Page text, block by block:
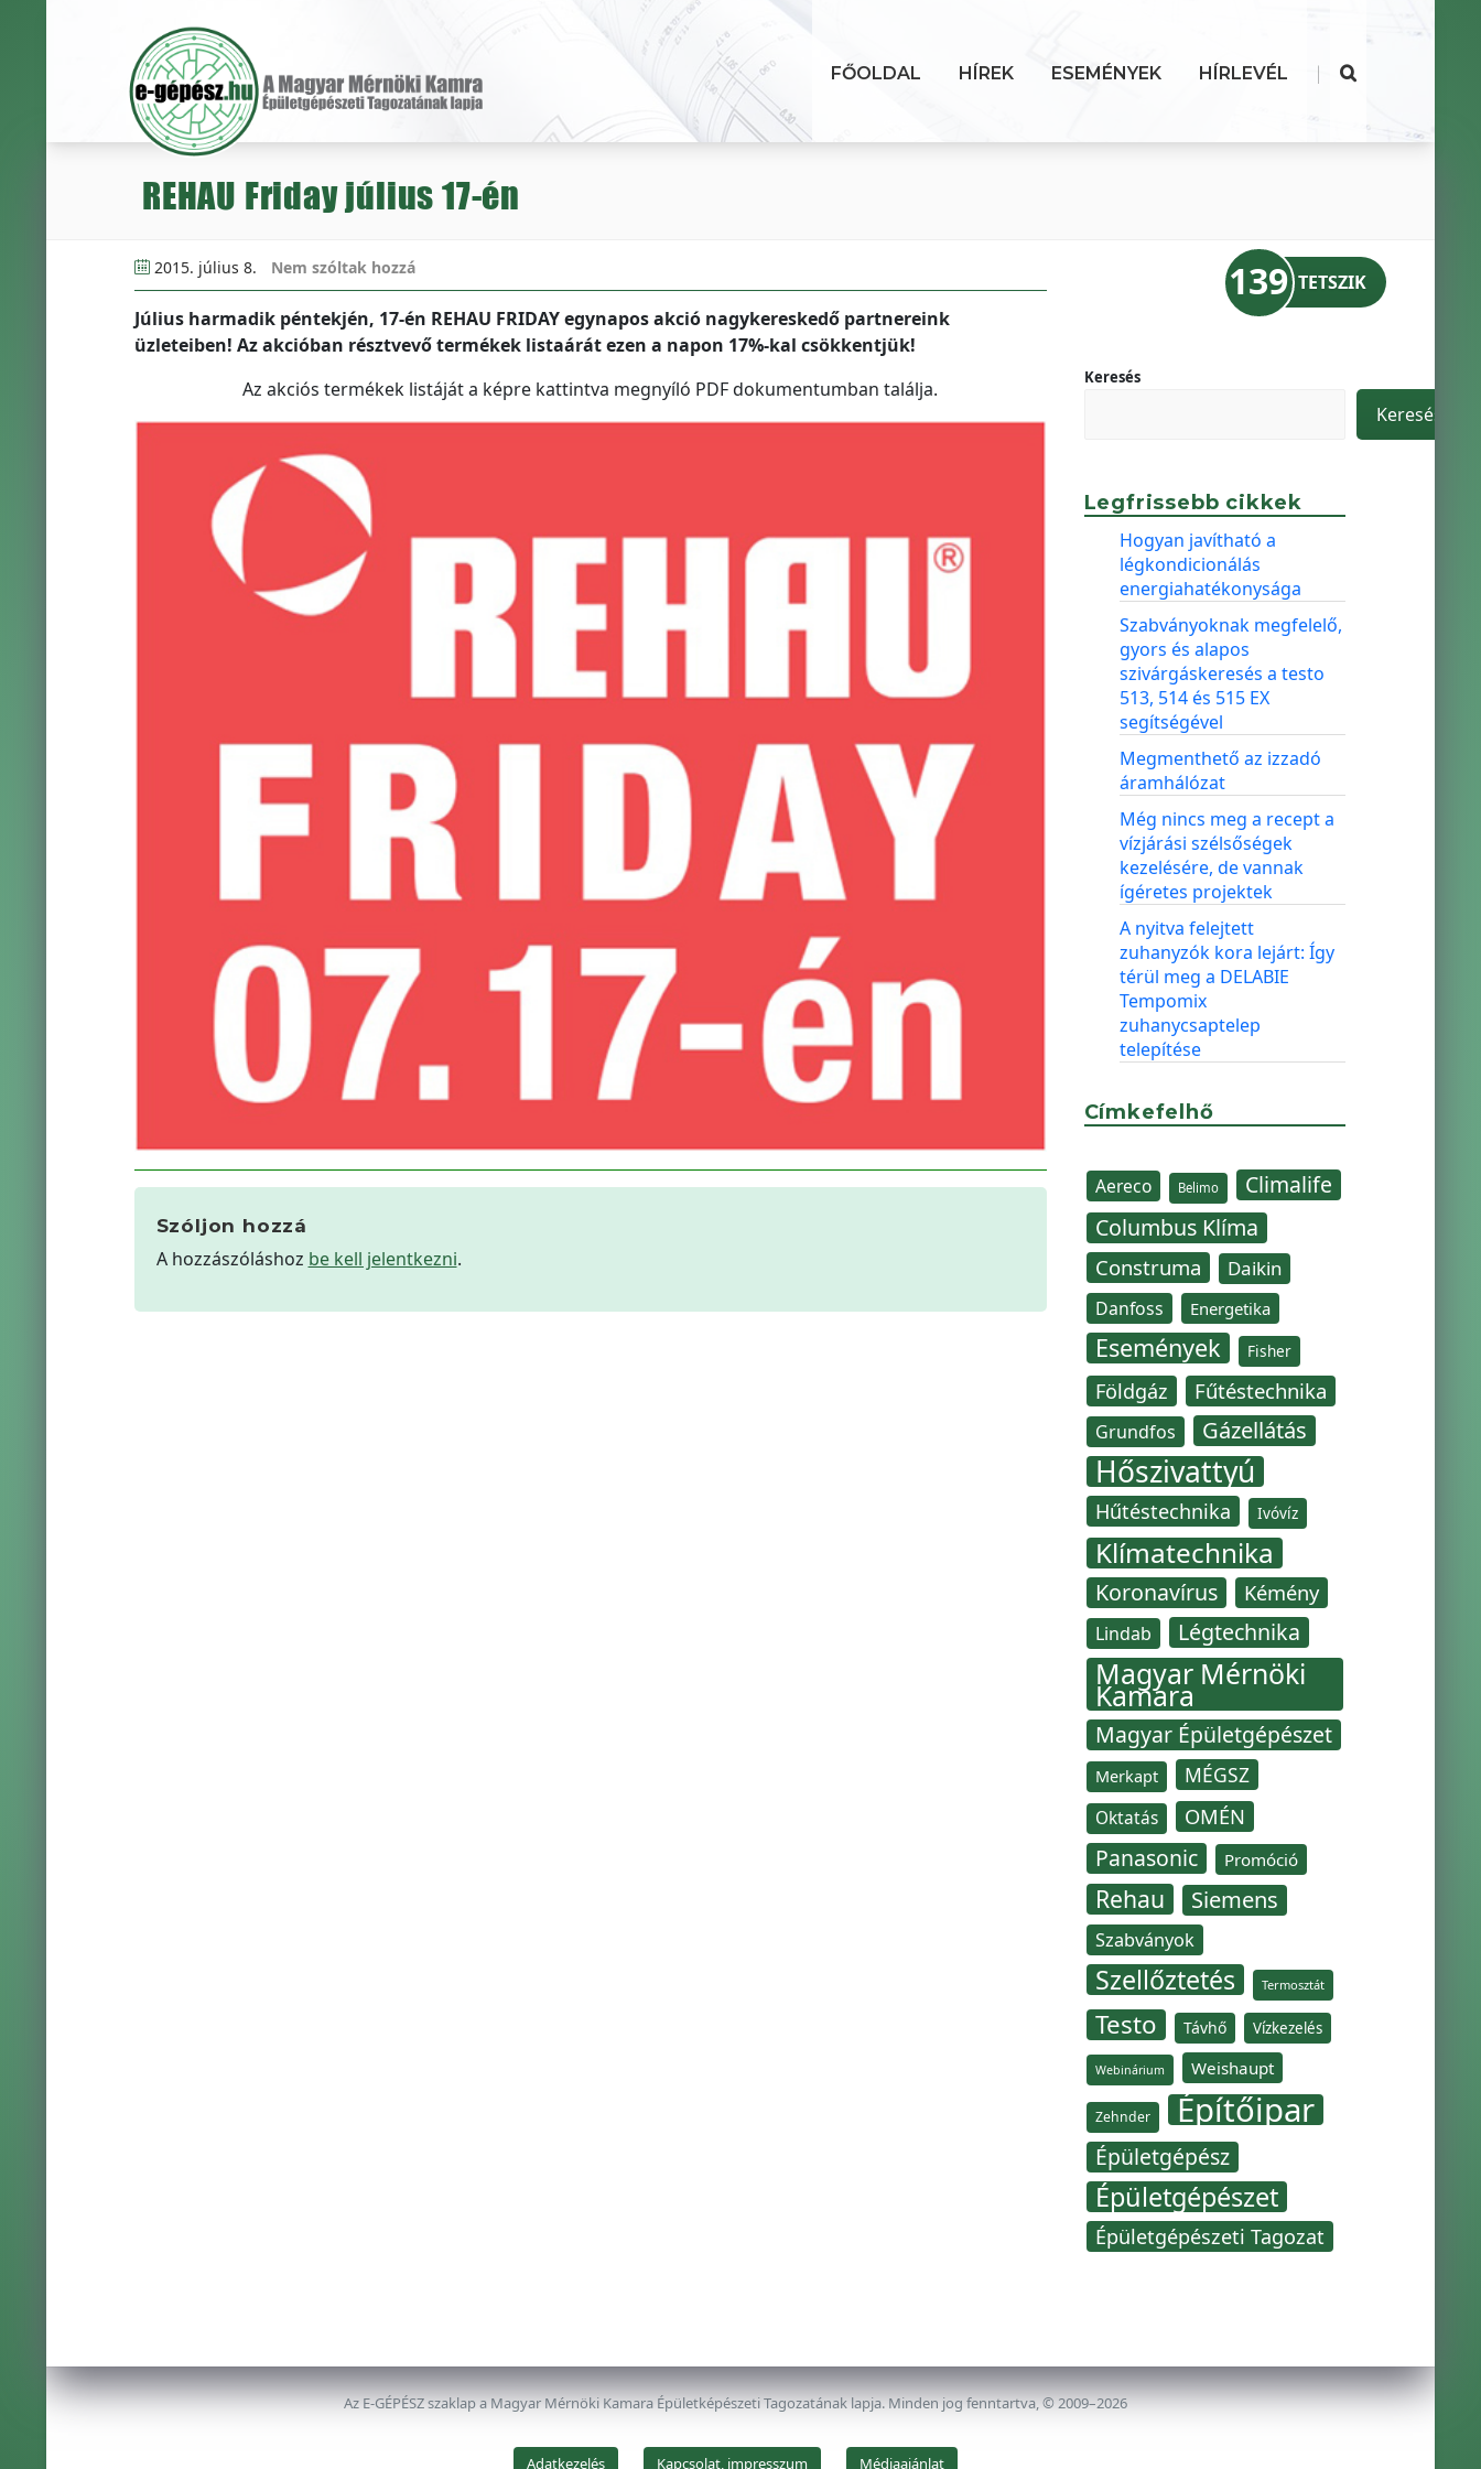
FŐOLDAL HÍREK ESEMÉNYEK HÍRLEVÉL |
REHAU Friday július 17-én
2015. július 8. Nem szóltak hozzá
Július harmadik péntekjén, 17-én REHAU FRIDAY egynapos akció nagykereskedő partnereink
üzleteiben! Az akcióban résztvevő termékek listaárát ezen a napon 17%-kal csökkentjük!
Az akciós termékek listáját a képre kattintva megnyíló PDF dokumentumban találja.
Szóljon hozzá
A hozzászóláshoz be kell jelentkezni.
139 TETSZIK
Keresés
Keresés
Legfrissebb cikkek
Hogyan javítható a
légkondicionálás
energiahatékonysága
Szabványoknak megfelelő,
gyors és alapos
szivárgáskeresés a testo
513, 514 és 515 EX
segítségével
Megmenthető az izzadó
áramhálózat
Még nincs meg a recept a
vízjárási szélsőségek
kezelésére, de vannak
ígéretes projektek
A nyitva felejtett
zuhanyzók kora lejárt: Így
térül meg a DELABIE
Tempomix
zuhanycsaptelep
telepítése
Címkefelhő
Aereco Belimo
Climalife
Columbus Klíma
Construma Daikin
Danfoss Energetika
Események Fisher
Földgáz Fűtéstechnika
Grundfos Gázellátás
Hőszivattyú
Hűtéstechnika Ivóvíz
Klímatechnika
Koronavírus Kémény
Lindab Légtechnika
Magyar Mérnöki
Kamara
Magyar Épületgépészet
Merkapt MÉGSZ
Oktatás OMÉN
Panasonic Promóció
Rehau Siemens
Szabványok
Szellőztetés Termosztát
Testo Távhő Vízkezelés
Webinárium Weishaupt
Zehnder Építőipar
Épületgépész
Épületgépészet
Épületgépészeti Tagozat
Az E-GÉPÉSZ szaklap a Magyar Mérnöki Kamara Épületképészeti Tagozatának lapja. Minden jog fenntartva, © 2009–2026
Adatkezelés Kapcsolat, impresszum Médiaajánlat